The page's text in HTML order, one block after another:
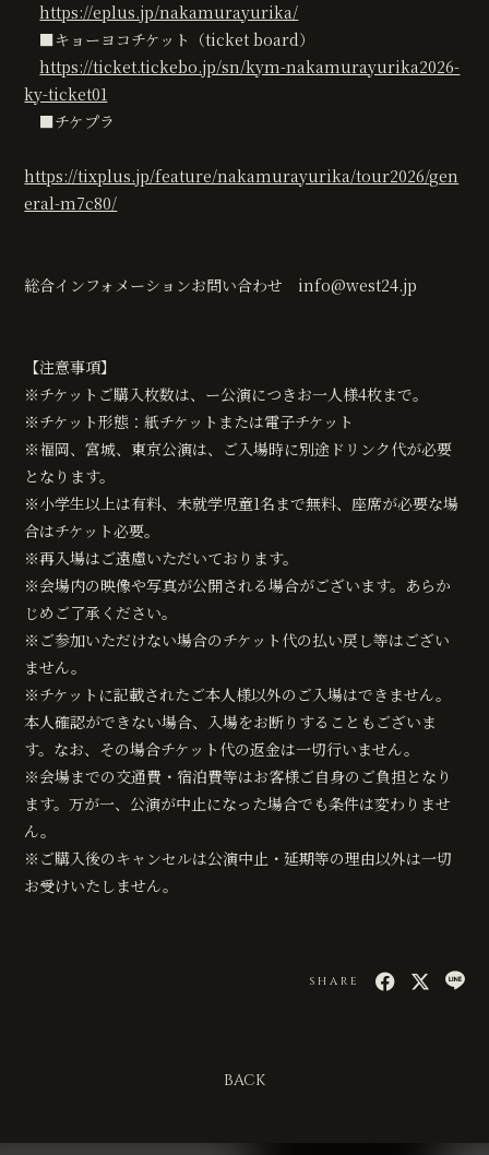
https://eplus.jp/nakamurayurika/
■キョーヨコチケット（ticket board）
https://ticket.tickebo.jp/sn/kym-nakamurayurika2026-
ky-ticket01
■チケプラ
https://tixplus.jp/feature/nakamurayurika/tour2026/gen
eral-m7c80/
総合インフォメーションお問い合わせ info@west24.jp
【注意事項】
※チケットご購入枚数は、ー公演につきお一人様4枚まで。
※チケット形態：紙チケットまたは電子チケット
※福岡、宮城、東京公演は、ご入場時に別途ドリンク代が必要
となります。
※小学生以上は有料、未就学児童1名まで無料、座席が必要な場
合はチケット必要。
※再入場はご遠慮いただいております。
※会場内の映像や写真が公開される場合がございます。あらか
じめご了承ください。
※ご参加いただけない場合のチケット代の払い戻し等はござい
ません。
※チケットに記載されたご本人様以外のご入場はできません。
本人確認ができない場合、入場をお断りすることもございま
す。なお、その場合チケット代の返金は一切行いません。
※会場までの交通費・宿泊費等はお客様ご自身のご負担となり
ます。万が一、公演が中止になった場合でも条件は変わりませ
ん。
※ご購入後のキャンセルは公演中止・延期等の理由以外は一切
お受けいたしません。
SHARE
BACK